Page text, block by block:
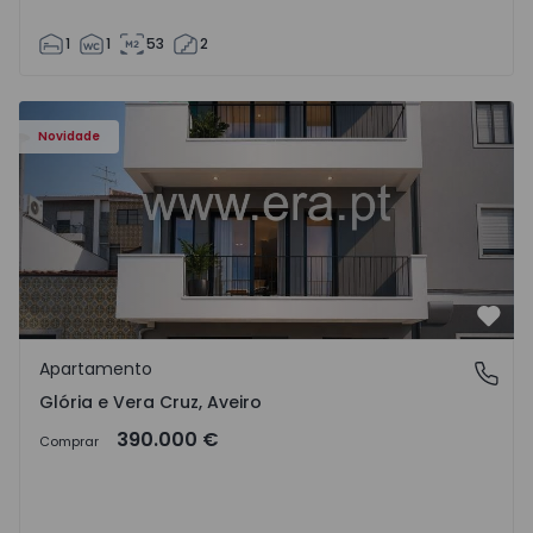
1 1 53 2
Novidade
Apartamento T2 Aveiro, Glória e Vera Cruz - 1565426 - 1
Glória e Vera Cruz, Aveiro
Apartamento
Glória e Vera Cruz, Aveiro
Comprar 390.000 €